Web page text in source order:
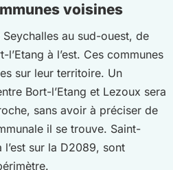
voisines
au sud-ouest, de
à l’est. Ces communes
sur leur territoire. Un
Bort-l’Etang et Lezoux sera
sans avoir à préciser de
il se trouve. Saint-
l’est sur la D2089, sont